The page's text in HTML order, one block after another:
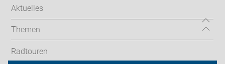
Aktuelles
Themen
Radtouren